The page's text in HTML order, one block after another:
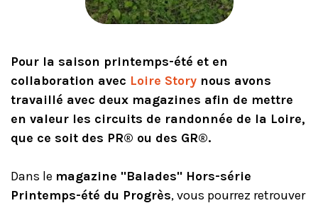
Pour la saison printemps-été et en
collaboration avec Loire Story nous avons
travaillé avec deux magazines afin de mettre
en valeur les circuits de randonnée de la Loire,
que ce soit des PR® ou des GR®.
Dans le magazine "Balades" Hors-série
Printemps-été du Progrès, vous pourrez retrouver